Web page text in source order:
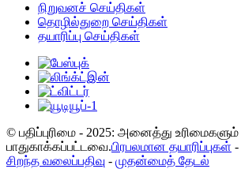
நிறுவனச் செய்திகள்
தொழில்துறை செய்திகள்
தயாரிப்பு செய்திகள்
© பதிப்புரிமை - 2025: அனைத்து உரிமைகளும்
பாதுகாக்கப்பட்டவை.பிரபலமான தயாரிப்புகள் -
சிறந்த வலைப்பதிவு - முதன்மைத் தேடல்